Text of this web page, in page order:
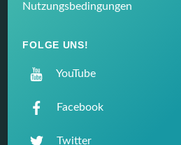
Nutzungsbedingungen
FOLGE UNS!
YouTube
Facebook
Twitter